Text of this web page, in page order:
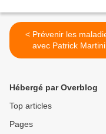
< Prévenir les maladies
avec Patrick Martini
Hébergé par Overblog
Top articles
Pages